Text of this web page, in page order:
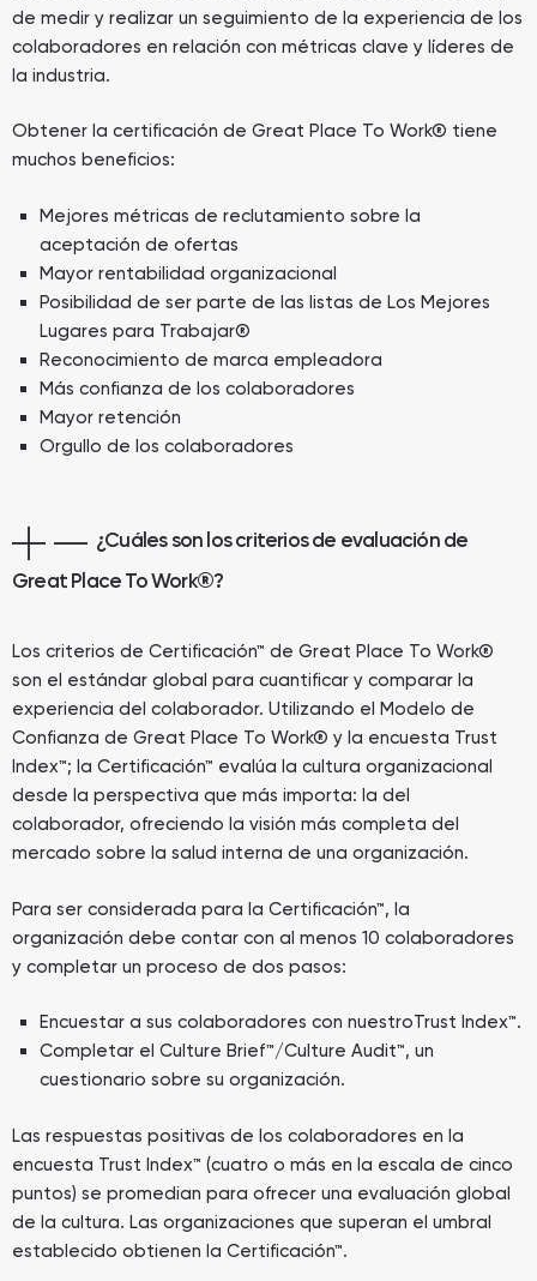
de medir y realizar un seguimiento de la experiencia de los
colaboradores en relación con métricas clave y líderes de
la industria.
Obtener la certificación de Great Place To Work® tiene
muchos beneficios:
Mejores métricas de reclutamiento sobre la
aceptación de ofertas
Mayor rentabilidad organizacional
Posibilidad de ser parte de las listas de Los Mejores
Lugares para Trabajar®
Reconocimiento de marca empleadora
Más confianza de los colaboradores
Mayor retención
Orgullo de los colaboradores
¿Cuáles son los criterios de evaluación de
Great Place To Work®?
Los criterios de Certificación™ de Great Place To Work®
son el estándar global para cuantificar y comparar la
experiencia del colaborador. Utilizando el Modelo de
Confianza de Great Place To Work® y la encuesta Trust
Index™; la Certificación™ evalúa la cultura organizacional
desde la perspectiva que más importa: la del
colaborador, ofreciendo la visión más completa del
mercado sobre la salud interna de una organización.
Para ser considerada para la Certificación™, la
organización debe contar con al menos 10 colaboradores
y completar un proceso de dos pasos:
Encuestar a sus colaboradores con nuestroTrust Index™.
Completar el Culture Brief™/Culture Audit™, un
cuestionario sobre su organización.
Las respuestas positivas de los colaboradores en la
encuesta Trust Index™ (cuatro o más en la escala de cinco
puntos) se promedian para ofrecer una evaluación global
de la cultura. Las organizaciones que superan el umbral
establecido obtienen la Certificación™.